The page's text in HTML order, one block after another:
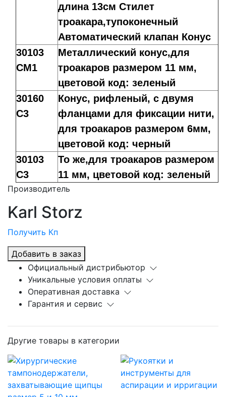
длина 13см Стилет
троакара,тупоконечный
Автоматический клапан Конус
30103
CM1
Металлический конус,для
троакаров размером 11 мм,
цветовой код: зеленый
30160
C3
Конус, рифленый, с двумя
фланцами для фиксации нити,
для троакаров размером 6мм,
цветовой код: черный
30103
C3
То же,для троакаров размером
11 мм, цветовой код: зеленый
Производитель
Karl Storz
Получить Кп
Добавить в заказ
Официальный дистрибьютор
Уникальные условия оплаты
Оперативная доставка
Гарантия и сервис
Другие товары в категории